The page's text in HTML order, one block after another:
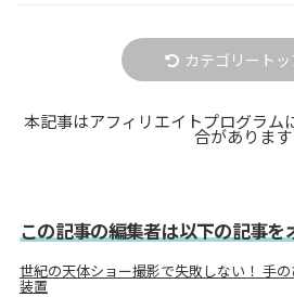
カテゴリート
本記事はアフィリエイトプログラム
合があります
この記事の編集者は以下の記事を
世紀の天体ショー撮影で失敗しない！ 手
装置